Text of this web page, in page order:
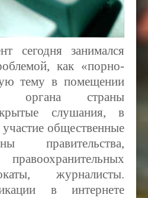
сегодня занимался
как «порно-
тему в помещении
органа страны
слушания, в
общественные
правительства,
журналисты.
в интернете